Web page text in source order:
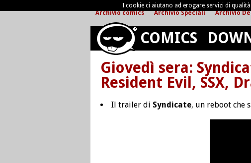
Archivio comics Archivio Speciali Archivio
COMICS
Giovedì sera:
Resident Evil, SSX,
Il trailer di Syndicate, un reboot che
I cookie ci aiutano ad erogare servizi di